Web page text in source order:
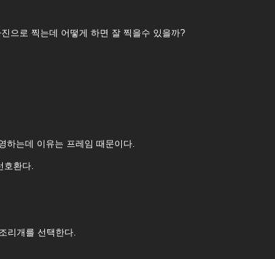
으로 찍는데 어떻게 하면 잘 찍을수 있을까?
하는데 이유는 프레임 때문이다.
호환다.
리개를 선택한다.